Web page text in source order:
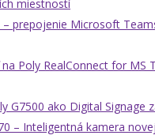
miestností
– prepojenie Microsoft
Poly RealConnect for MS
G7500 ako Digital Signage
– Inteligentná kamera